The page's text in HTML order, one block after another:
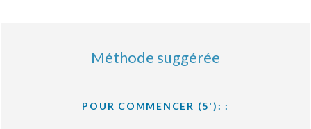
Méthode suggérée
POUR COMMENCER (5'): :